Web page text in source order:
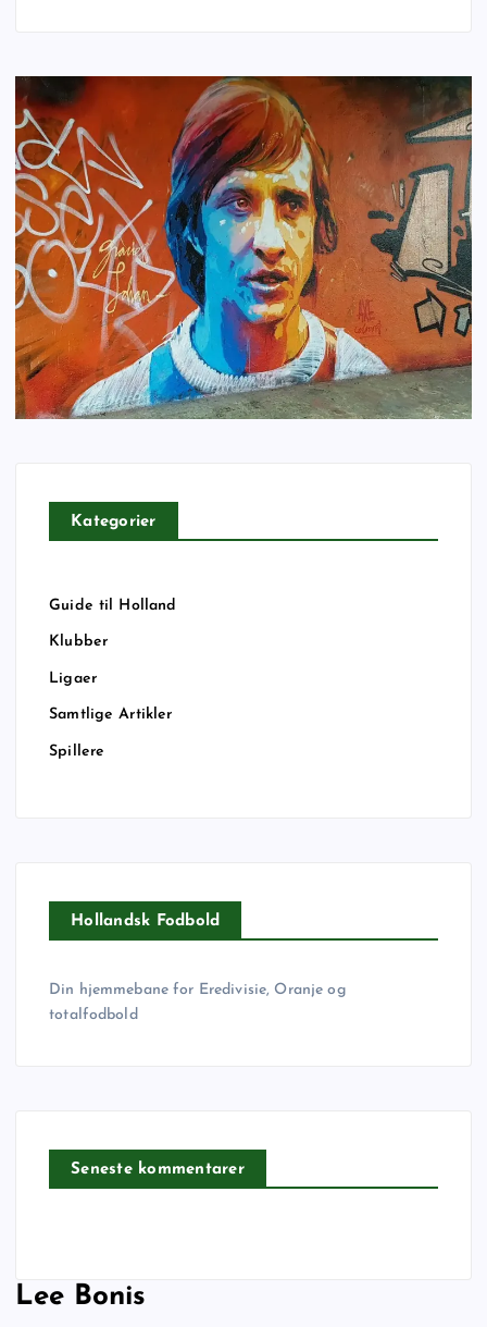
Kategorier
Guide til Holland
Klubber
Ligaer
Samtlige Artikler
Spillere
Hollandsk Fodbold
Din hjemmebane for Eredivisie, Oranje og
totalfodbold
Seneste kommentarer
Lee Bonis